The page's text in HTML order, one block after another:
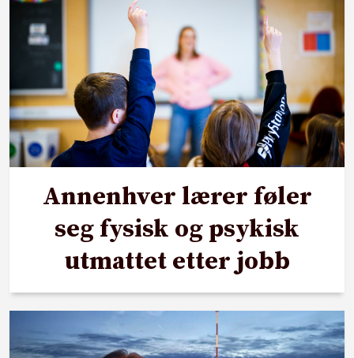
Annenhver lærer føler
seg fysisk og psykisk
utmattet etter jobb